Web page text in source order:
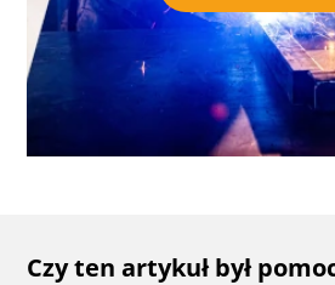
Czy ten artykuł był